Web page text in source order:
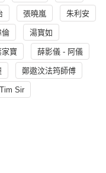
張曉嵐 朱利安
倫 湯寳如
家寶 薛影儀 - 阿儀
鄭遨汶法筠師傅
Sir